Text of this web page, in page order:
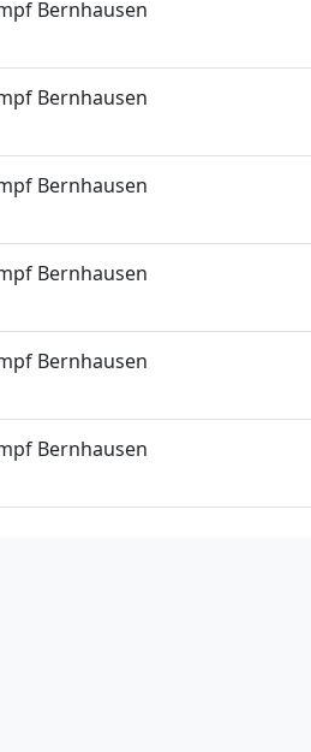
Bernhausen
Bernhausen
Bernhausen
Bernhausen
Bernhausen
Bernhausen